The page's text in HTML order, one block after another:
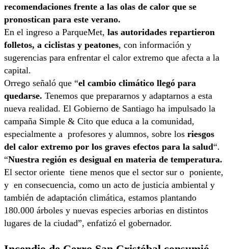
recomendaciones frente a las olas de calor que se
pronostican para este verano.
En el ingreso a ParqueMet, las autoridades repartieron
folletos, a ciclistas y peatones, con información y
sugerencias para enfrentar el calor extremo que afecta a la
capital.
Orrego señaló que “el cambio climático llegó para
quedarse. Tenemos que prepararnos y adaptarnos a esta
nueva realidad. El Gobierno de Santiago ha impulsado la
campaña Simple & Cito que educa a la comunidad,
especialmente a profesores y alumnos, sobre los riesgos
del calor extremo por los graves efectos para la salud“.
“Nuestra región es desigual en materia de temperatura.
El sector oriente tiene menos que el sector sur o poniente,
y en consecuencia, como un acto de justicia ambiental y
también de adaptación climática, estamos plantando
180.000 árboles y nuevas especies arborias en distintos
lugares de la ciudad”, enfatizó el gobernador.